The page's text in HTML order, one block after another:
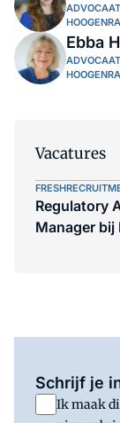
Ebba
Vacatures
Regulatory
Manager bij
Schrijf je
Ik maak